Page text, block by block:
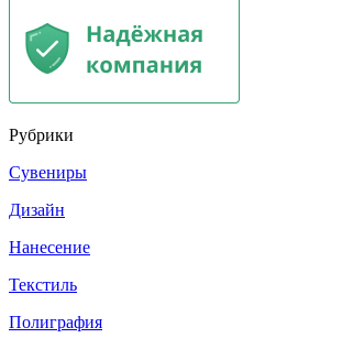
Рубрики
Сувениры
Дизайн
Нанесение
Текстиль
Полиграфия